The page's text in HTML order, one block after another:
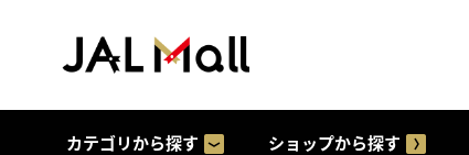
カテゴリから探す ショップから探す